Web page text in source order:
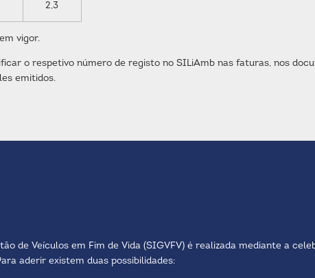
2,3
vigor.
o respetivo número de registo no SILiAmb nas faturas, nos
emitidos.
de Veículos em Fim de Vida (SIGVFV) é realizada mediante a
aderir existem duas possibilidades: